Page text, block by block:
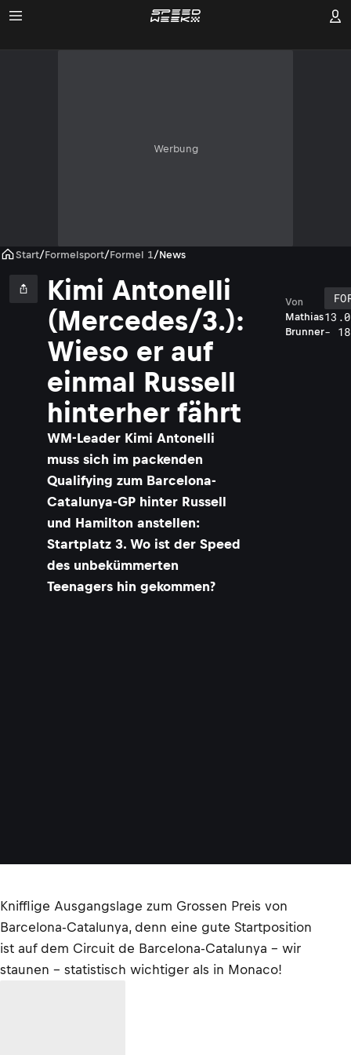
Werbung
Start/Formelsport/Formel 1/News
Kimi Antonelli
(Mercedes/3.):
Wieso er auf
einmal Russell
hinterher fährt
WM-Leader Kimi Antonelli
muss sich im packenden
Qualifying zum Barcelona-
Catalunya-GP hinter Russell
und Hamilton anstellen:
Startplatz 3. Wo ist der Speed
des unbekümmerten
Teenagers hin gekommen?
Mathias
Brunner
Von
-
Knifflige Ausgangslage zum Grossen Preis von
Barcelona-Catalunya, denn eine gute Startposition
ist auf dem Circuit de Barcelona-Catalunya – wir
staunen – statistisch wichtiger als in Monaco!